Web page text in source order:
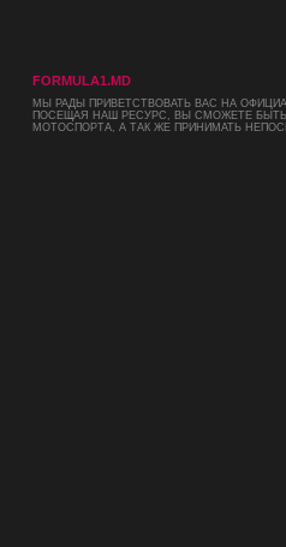
FORMULA1.MD
МЫ РАДЫ ПРИВЕТСТВОВАТЬ ВАС НА
ПОСЕЩАЯ НАШ РЕСУРС, ВЫ СМОЖЕТЕ
МОТОСПОРТА, А ТАК ЖЕ ПРИНИМАТЬ